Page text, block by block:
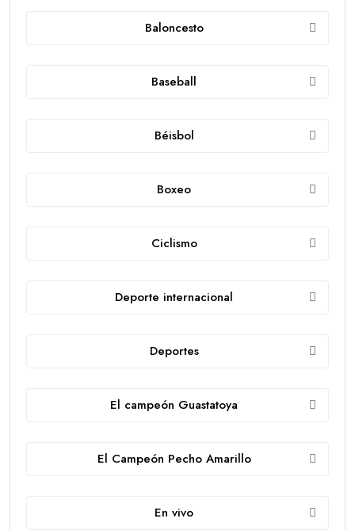
Baloncesto
Baseball
Béisbol
Boxeo
Ciclismo
Deporte internacional
Deportes
El campeón Guastatoya
El Campeón Pecho Amarillo
En vivo